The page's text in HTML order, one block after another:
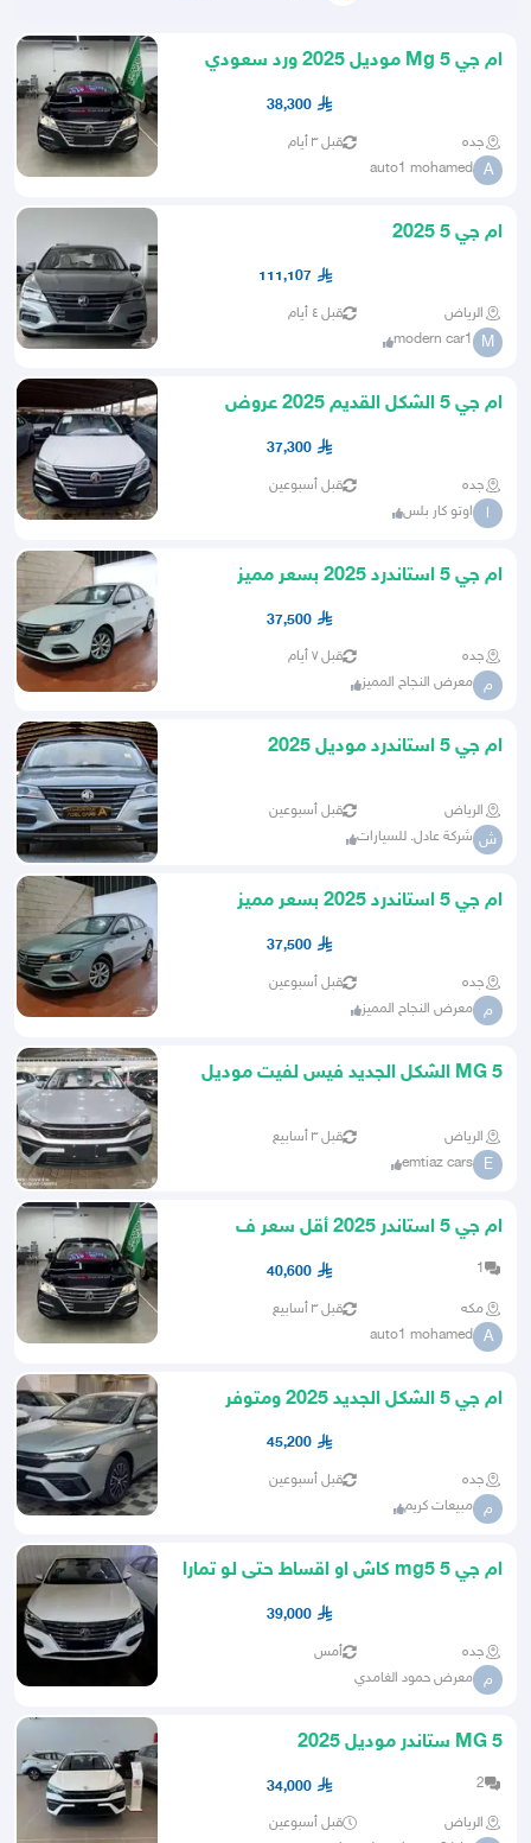
ام جي 5 Mg موديل 2025 ورد سعودي
أقل سعر بالمملكة وتسليم فوري
38,300
جده قبل ٣ أيام
A
auto1 mohamed
ام جي 5 2025
111,107
الرياض قبل ٤ أيام
M
modern car1
ام جي 5 الشكل القديم 2025 عروض
37,300
جده قبل أسبوعين
ا اوتو كار بلس
ام جي 5 استاندرد 2025 بسعر مميز
37,500
جده قبل ٧ أيام
م معرض النجاح المميز
ام جي 5 استاندرد موديل 2025
الرياض قبل أسبوعين
ش شركة عادل. للسيارات
ام جي 5 استاندرد 2025 بسعر مميز
37,500
جده قبل أسبوعين
م معرض النجاح المميز
MG 5 الشكل الجديد فيس لفيت موديل
الرياض قبل ٣ أسابيع
E
emtiaz cars
ام جي 5 استاندر 2025 أقل سعر ف
المملكة كاش و اقساط
1
40,600
مكه قبل ٣ أسابيع
A
auto1 mohamed
ام جي 5 الشكل الجديد 2025 ومتوفر
45,200
جده قبل أسبوعين
م مبيعات كريم
ام جي 5 mg5 كاش او اقساط حتى لو تمارا
39,000
جده أمس
م معرض حمود الغامدي
MG 5 ستاندر موديل 2025
2
34,000
الرياض
قبل أسبوعين